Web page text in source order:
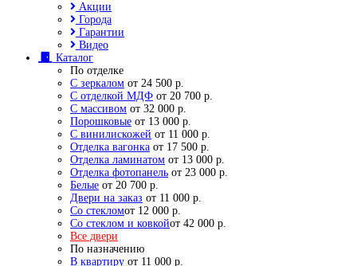
Акции
Города
Гарантии
Видео
Каталог
По отделке
С зеркалом от 24 500 р.
С отделкой МДФ от 20 700 р.
С массивом от 32 000 р.
Порошковые от 13 000 р.
С винилискожей от 11 000 р.
Отделка вагонка от 17 500 р.
Отделка ламинатом от 13 000 р.
Отделка фотопанель от 23 000 р.
Белые от 20 700 р.
Двери на заказ от 11 000 р.
Со стекломот 12 000 р.
Со стеклом и ковкойот 42 000 р.
Все двери
По назначению
В квартиру от 11 000 р.